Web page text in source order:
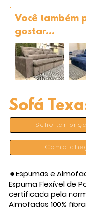
Você também
gostar...
Sofá
Solicitar
Como
🔸Espumas e
Espuma Flexível de
certificada pela
Almofadas 100%